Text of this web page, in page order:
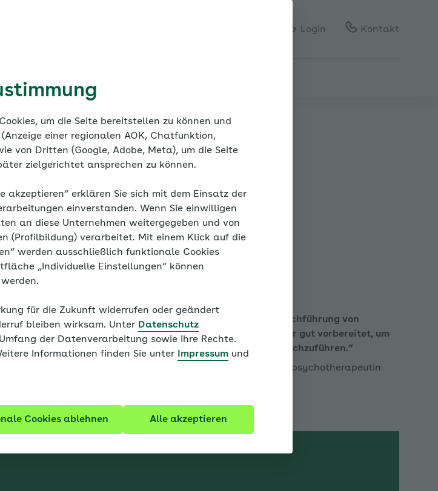
Gebärdensprache
Leichte Sprache
Login Kontakt
auf einen Blick
Super! Sie haben sich alle wichtigen Inhalte zur Durchführung von
Konfrontationsübungen erarbeitet! Jetzt sind Sie sehr gut vorbereitet, um
die erste Übung mit Ihrem Kind vorzubereiten und durchzuführen.
Im Videointerview fasst die Kinder- und Jugendlichenpsychotherapeutin
benutzen ausklappen
- Trennungsangst ausklappen
um die Seite bereitstellen zu können und
einer regionalen AOK, Chatfunktion,
von Dritten (Google, Adobe, Meta), um die Seite
zielgerichtet ansprechen zu können.
akzeptieren“ erklären Sie sich mit dem Einsatz der
einverstanden. Wenn Sie einwilligen
an diese Unternehmen weitergegeben und von
(Profilbildung) verarbeitet. Mit einem Klick auf die
werden ausschließlich funktionale Cookies
„Individuelle Einstellungen“ können
für die Zukunft widerrufen oder geändert
bleiben wirksam. Unter Datenschutz
der Datenverarbeitung sowie Ihre Rechte.
Informationen finden Sie unter
Impressum und
Cookies ablehnen Alle akzeptieren